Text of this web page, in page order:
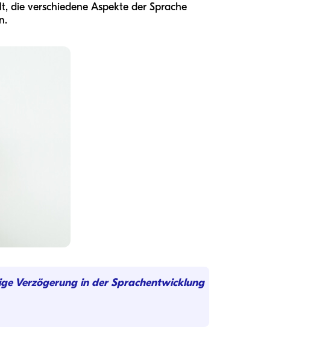
die verschiedene Aspekte der Sprache
Verzögerung in der Sprachentwicklung